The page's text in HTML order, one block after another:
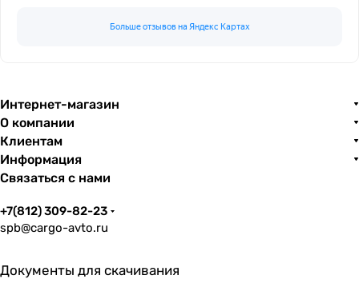
Больше отзывов на Яндекс Картах
Интернет-магазин
О компании
Клиентам
Информация
Связаться с нами
+7(812) 309-82-23
spb@cargo-avto.ru
Документы для скачивания